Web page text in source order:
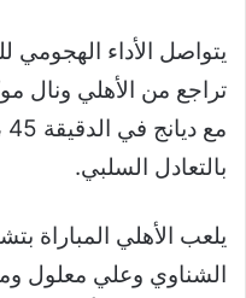
يتواصل الأداء
تراجع من الأهلي ونال
بالتعادل السلبي.
يلعب الأهلي المباراة
الشناوي وعلي معلول